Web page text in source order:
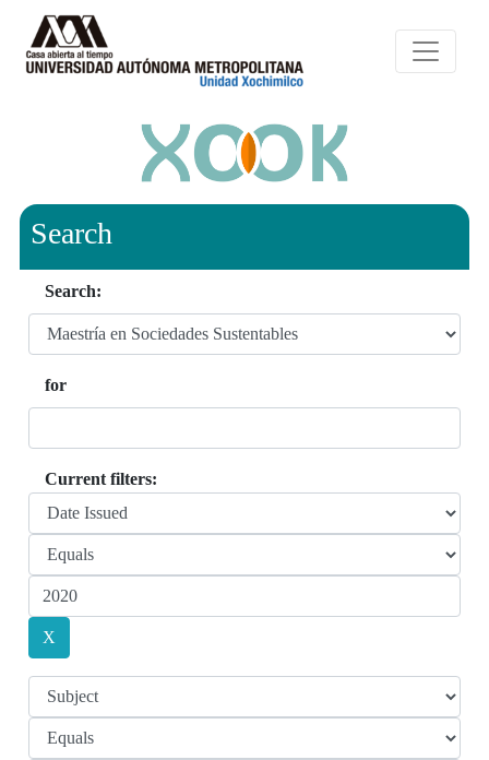
Search
Search:
for
Current filters: